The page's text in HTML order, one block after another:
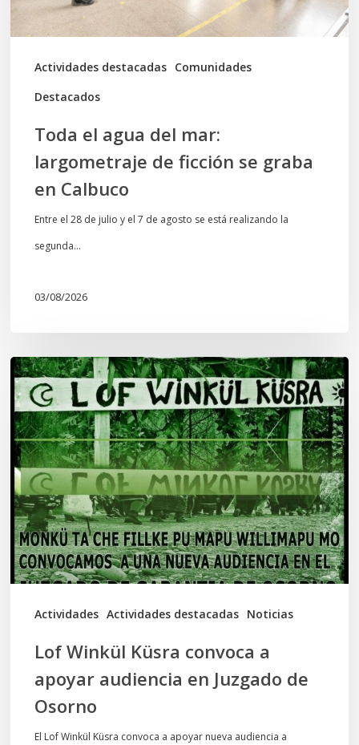
Actividades destacadas Comunidades
Destacados
ficción
se
graba
Toda el agua del mar:
largometraje de ficción se graba
en Calbuco
Entre el 28 de julio y el 7 de agosto se está realizando la
segunda…
03/08/2026
Actividades Actividades destacadas Noticias
Lof
Winkül
Küsra
convoca
a
apoyar
audiencia
en
Juzgado
Lof Winkül Küsra convoca a
apoyar audiencia en Juzgado de
Osorno
El Lof Winkül Küsra convoca a apoyar nueva audiencia a